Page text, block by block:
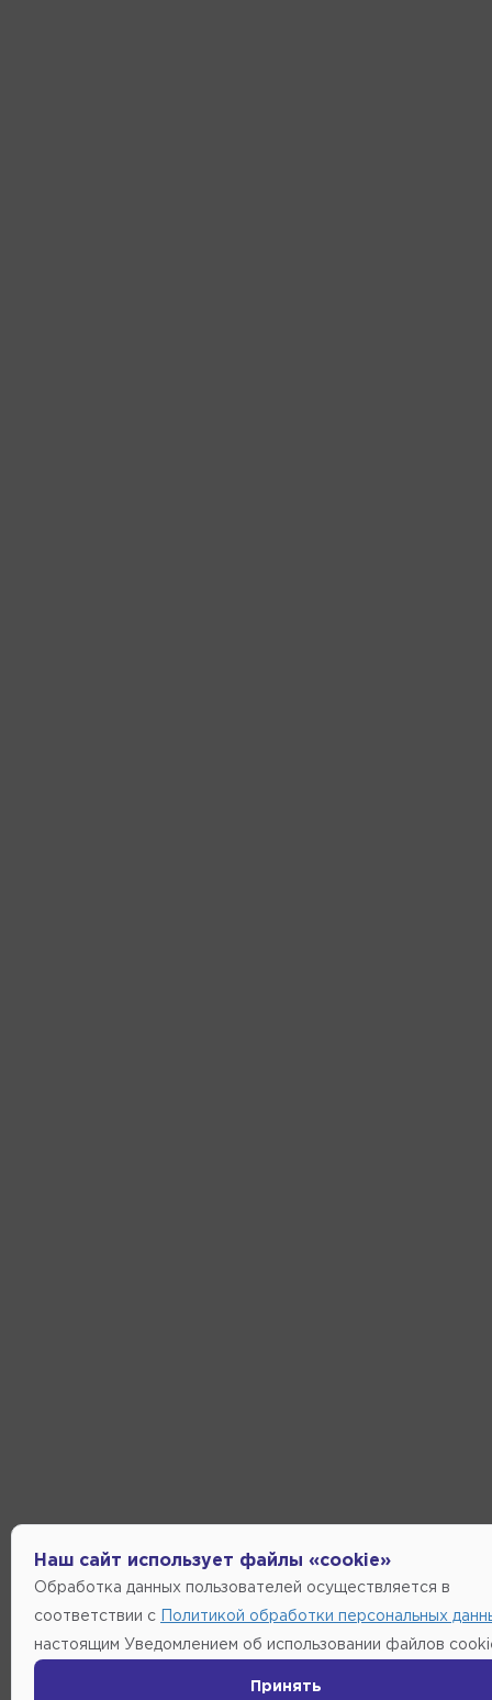
Наш сайт использует файлы «cookie»
Обработка данных пользователей осуществляется в
соответствии с Политикой обработки персональных
настоящим Уведомлением об использовании файлов
Принять